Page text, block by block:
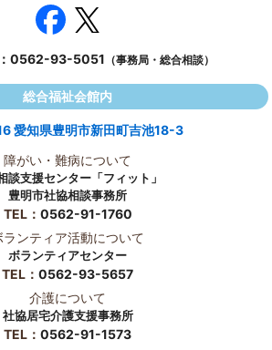
0562-93-5051 （事務局・総合相談）
総合福祉会館内
愛知県豊明市新田町吉池18-3
障がい・難病について
談支援センター「フィット」
豊明市社協相談事務所
TEL： 0562-91-1760
ランティア活動について
ボランティアセンター
TEL： 0562-93-5657
介護について
社協居宅介護支援事務所
TEL： 0562-91-1573